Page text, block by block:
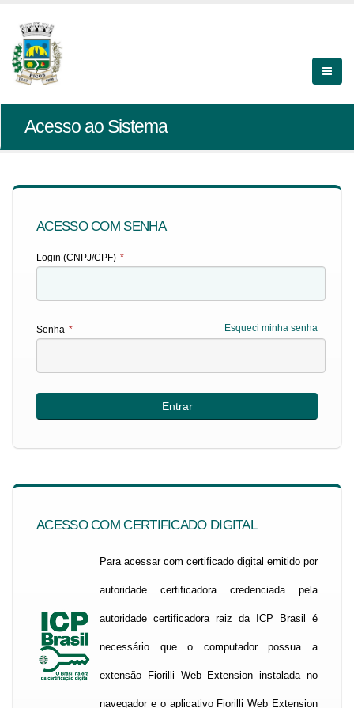
Acesso ao Sistema
ACESSO COM SENHA
Login (CNPJ/CPF) *
Esqueci minha senha
Senha *
ACESSO COM CERTIFICADO DIGITAL
Para acessar com certificado digital emitido por
autoridade certificadora credenciada pela
autoridade certificadora raiz da ICP Brasil é
necessário que o computador possua a
extensão Fiorilli Web Extension instalada no
navegador e o aplicativo Fiorilli Web Extension